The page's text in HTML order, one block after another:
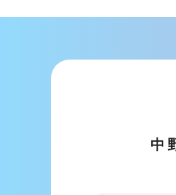
こ
中